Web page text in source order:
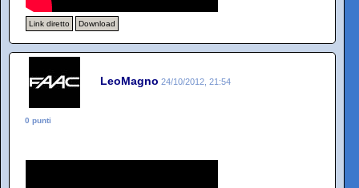
Link diretto Download
LeoMagno 24/10/2012, 21:54
0 punti